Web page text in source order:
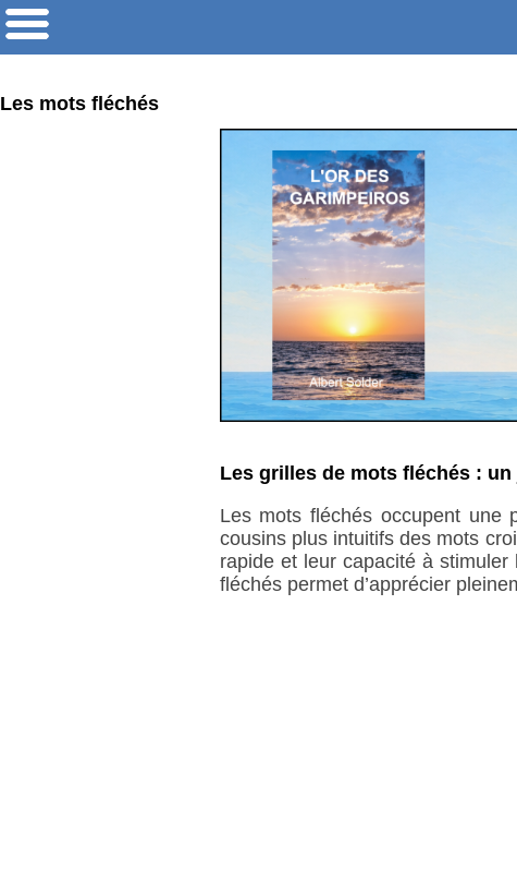
Les mots fléchés
Les grilles de mots fléchés :
Les mots fléchés occupent une
cousins plus intuitifs des mots
rapide et leur capacité à stimuler
fléchés permet d’apprécier